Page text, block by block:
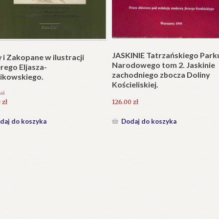
składany). Wydanie
do koszyka
Plakat w wersji składanej.